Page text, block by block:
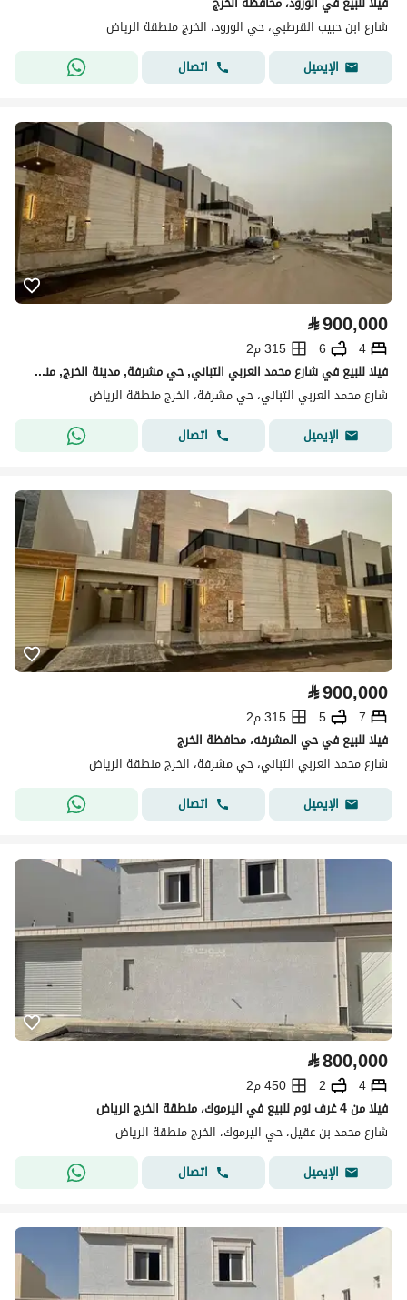
شارع ابن حبيب القرطبي، حي الورود، الخرج منطقة الرياض
الإيميل
اتصال
⃁900,000
4
6
315 م2
فيلا للبيع في شارع محمد العربي التباني, حي مشرفة, مدينة الخرج, منطقة الرياض
شارع محمد العربي التباني، حي مشرفة، الخرج منطقة الرياض
الإيميل
اتصال
⃁900,000
7
5
315 م2
فيلا للبيع في حي المشرفه، محافظة الخرج
شارع محمد العربي التباني، حي مشرفة، الخرج منطقة الرياض
الإيميل
اتصال
⃁800,000
4
2
450 م2
فيلا من 4 غرف نوم للبيع في اليرموك، منطقة الخرج الرياض
شارع محمد بن عقيل، حي اليرموك، الخرج منطقة الرياض
الإيميل
اتصال